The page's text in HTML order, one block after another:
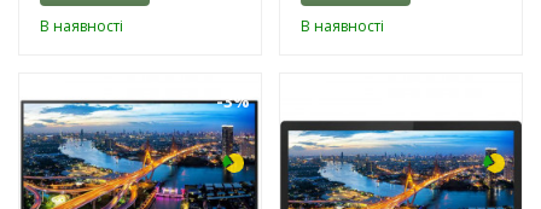
В наявності В наявності
-3%